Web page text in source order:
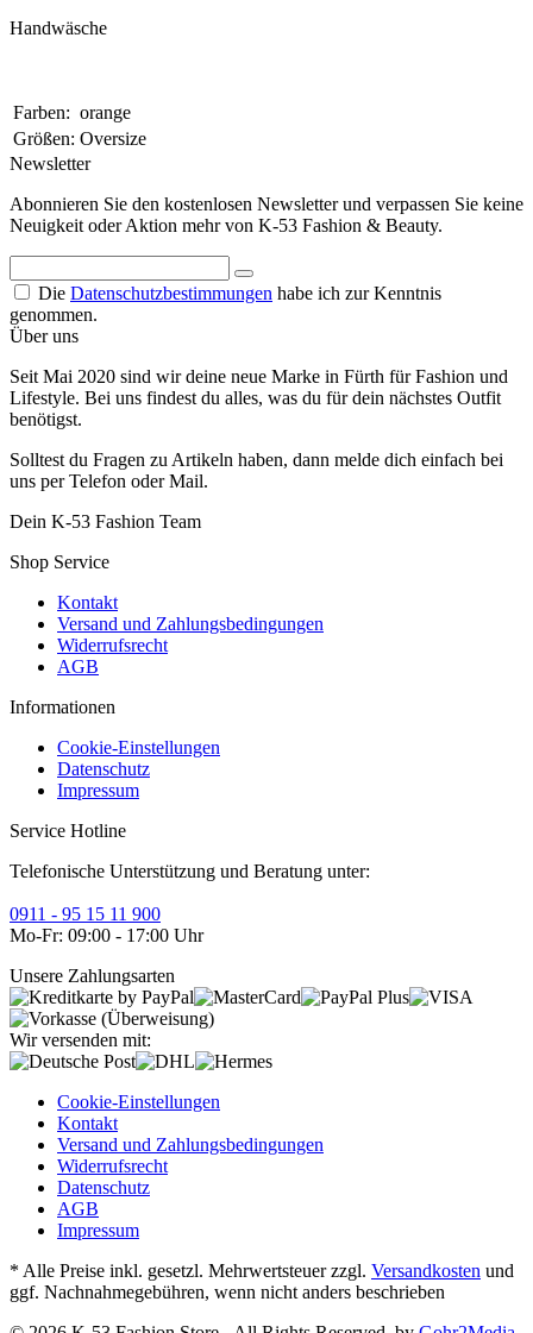
Handwäsche
Farben: orange
Größen: Oversize
Newsletter
Abonnieren Sie den kostenlosen Newsletter und verpassen Sie keine
Neuigkeit oder Aktion mehr von K-53 Fashion & Beauty.
Die Datenschutzbestimmungen habe ich zur Kenntnis
genommen.
Über uns
Seit Mai 2020 sind wir deine neue Marke in Fürth für Fashion und
Lifestyle. Bei uns findest du alles, was du für dein nächstes Outfit
benötigst.
Solltest du Fragen zu Artikeln haben, dann melde dich einfach bei
uns per Telefon oder Mail.
Dein K-53 Fashion Team
Shop Service
Kontakt
Versand und Zahlungsbedingungen
Widerrufsrecht
AGB
Informationen
Cookie-Einstellungen
Datenschutz
Impressum
Service Hotline
Telefonische Unterstützung und Beratung unter:
0911 - 95 15 11 900
Mo-Fr: 09:00 - 17:00 Uhr
Unsere Zahlungsarten
Wir versenden mit:
Cookie-Einstellungen
Kontakt
Versand und Zahlungsbedingungen
Widerrufsrecht
Datenschutz
AGB
Impressum
* Alle Preise inkl. gesetzl. Mehrwertsteuer zzgl. Versandkosten und
ggf. Nachnahmegebühren, wenn nicht anders beschrieben